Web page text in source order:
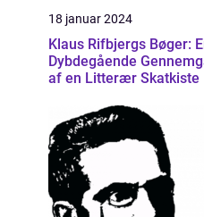
18 januar 2024
Klaus Rifbjergs Bøger:
Dybdegående
af en Litterær Skatkiste